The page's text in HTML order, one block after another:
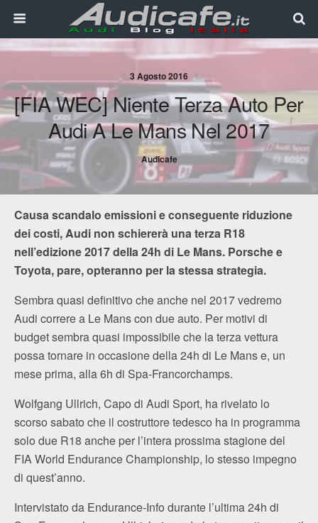
3 Agosto 2016
[FIA WEC] Niente Terza Auto Per
Audi A Le Mans Nel 2017
Audicafe
Causa scandalo emissioni e conseguente riduzione
dei costi, Audi non schiererà una terza R18
nell’edizione 2017 della 24h di Le Mans. Porsche e
Toyota, pare, opteranno per la stessa strategia.
Sembra quasi definitivo che anche nel 2017 vedremo
Audi correre a Le Mans con due auto. Per motivi di
budget sembra quasi impossibile che la terza vettura
possa tornare in occasione della 24h di Le Mans e, un
mese prima, alla 6h di Spa-Francorchamps.
Wolfgang Ullrich, Capo di Audi Sport, ha rivelato lo
scorso sabato che il costruttore tedesco ha in programma
solo due R18 anche per l’intera prossima stagione del
FIA World Endurance Championship, lo stesso impegno
di quest’anno.
Intervistato da Endurance-Info durante l’ultima 24h di